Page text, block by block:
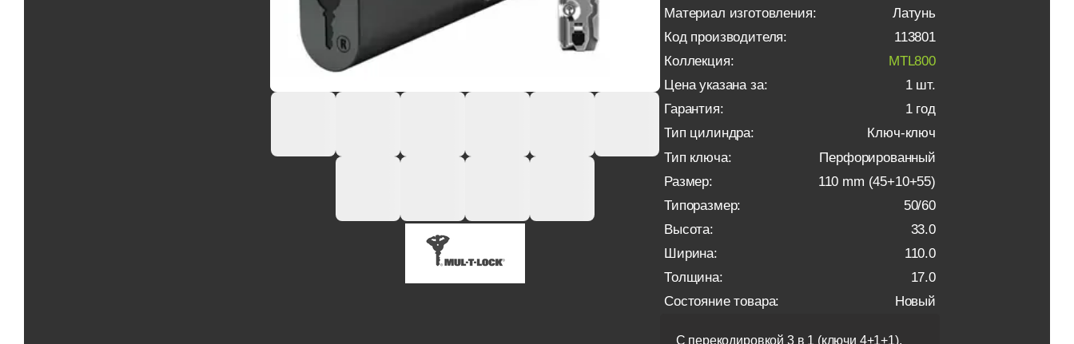
Материал изготовления:
Латунь
Код производителя:
113801
Коллекция:
MTL800
Цена указана за:
1 шт.
Гарантия:
1 год
Тип цилиндра:
Ключ-ключ
Тип ключа:
Перфорированный
Размер:
110 mm (45+10+55)
Типоразмер:
50/60
Высота:
33.0
Ширина:
110.0
Толщина:
17.0
Состояние товара:
Новый
С перекодировкой 3 в 1 (ключи 4+1+1).